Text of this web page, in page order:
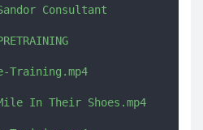
Consultant
In Their Shoes.mp4